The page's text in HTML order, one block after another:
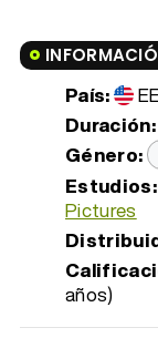
País:
Duración:
Género:
Estudios:
Pictures
años)